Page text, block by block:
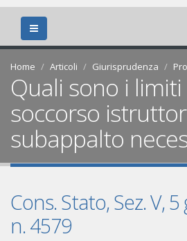
Home Articoli Giurisprudenza
Quali sono i limiti
soccorso
subappalto
Cons. Stato, Sez. V,
n. 4579